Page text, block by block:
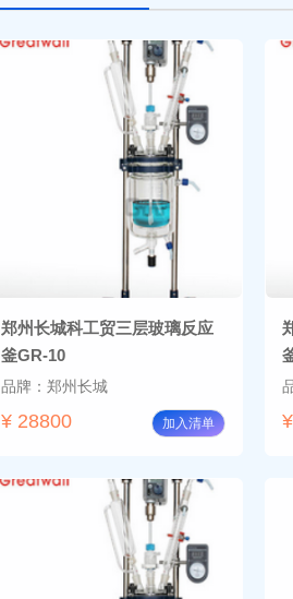
郑州长城科工贸三层玻璃反应
釜GR-10
品牌：郑州长城
¥ 28800 加入清单